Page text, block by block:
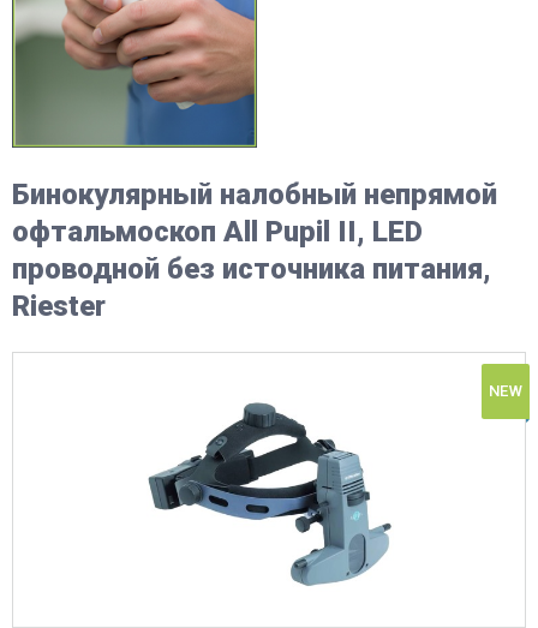
Бинокулярный налобный непрямой
офтальмоскоп All Pupil II, LED
проводной без источника питания,
Riester
NEW